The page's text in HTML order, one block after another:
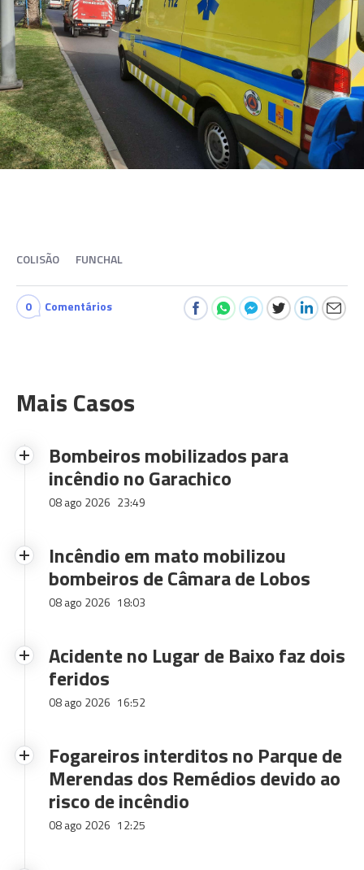
COLISÃO FUNCHAL
0 Comentários
Mais Casos
Bombeiros mobilizados para
incêndio no Garachico
08 ago 2026 23:49
Incêndio em mato mobilizou
bombeiros de Câmara de Lobos
08 ago 2026 18:03
Acidente no Lugar de Baixo faz dois
feridos
08 ago 2026 16:52
Fogareiros interditos no Parque de
Merendas dos Remédios devido ao
risco de incêndio
08 ago 2026 12:25